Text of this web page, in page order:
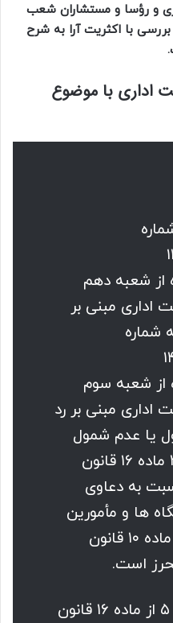
و رؤسا و مستشاران شعب
با اکثریت آرا به شرح
اداری با موضوع
۷/۴ صادره از شعبه دهم
اداری مبنی بر
شماره
۱۰/۹ صادره از شعبه سوم
اداری مبنی بر رد
یا عدم شمول
حکم مقرر در تبصره ۴ ماده ۱۶ قانون
به دعاوی
ها و مأمورین
موضوع بندهای ۱ و ۳ ماده ۱۰ قانون
است.
ب. در تبصره‌های ۳ و ۵ از ماده ۱۶ قانون